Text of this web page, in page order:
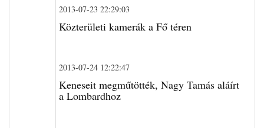
2013-07-23 22:29:03
Közterületi kamerák a Fő téren
2013-07-24 12:22:47
Keneseit megműtötték, Nagy Tamás aláírt
a Lombardhoz